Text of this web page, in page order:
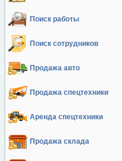
Поиск работы
Поиск сотрудников
Продажа авто
Продажа спецтехники
Аренда спецтехники
Продажа склада